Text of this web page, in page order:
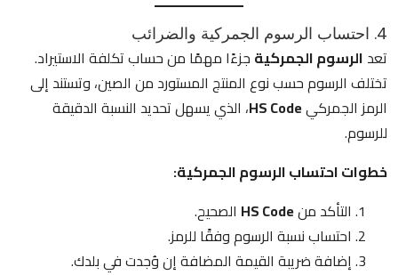
4. احتساب الرسوم الجمركية والضرائب
تعد الرسوم الجمركية جزءًا مهمًا من حساب تكلفة الاستيراد.
تختلف الرسوم حسب نوع المنتج المستورد من الصين، وتستند إلى
الرمز الجمركيHS Code، الذي يسهل تحديد النسبة الدقيقة
للرسوم.
خطوات احتساب الرسوم الجمركية:
التأكد منHS Code الصحيح.
احتساب نسبة الرسوم وفقًا للرمز.
إضافة ضريبة القيمة المضافة إن وُجدت في بلدك.